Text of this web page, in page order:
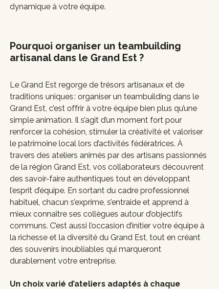
dynamique à votre équipe.
Pourquoi organiser un teambuilding
artisanal dans le Grand Est ?
Le Grand Est regorge de trésors artisanaux et de
traditions uniques : organiser un teambuilding dans le
Grand Est, c’est offrir à votre équipe bien plus qu’une
simple animation. Il s’agit d’un moment fort pour
renforcer la cohésion, stimuler la créativité et valoriser
le patrimoine local lors d’activités fédératrices. À
travers des ateliers animés par des artisans passionnés
de la région Grand Est, vos collaborateurs découvrent
des savoir-faire authentiques tout en développant
l’esprit d’équipe. En sortant du cadre professionnel
habituel, chacun s’exprime, s’entraide et apprend à
mieux connaître ses collègues autour d’objectifs
communs. C’est aussi l’occasion d’initier votre équipe à
la richesse et la diversité du Grand Est, tout en créant
des souvenirs inoubliables qui marqueront
durablement votre entreprise.
Un choix varié d’ateliers adaptés à chaque